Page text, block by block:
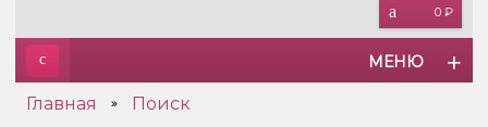
0 ₽
МЕНЮ
Главная » Поиск